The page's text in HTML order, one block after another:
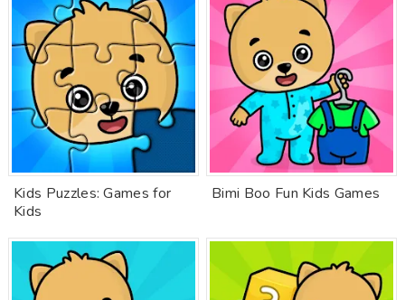
Kids Puzzles: Games for
Kids
Bimi Boo Fun Kids Games